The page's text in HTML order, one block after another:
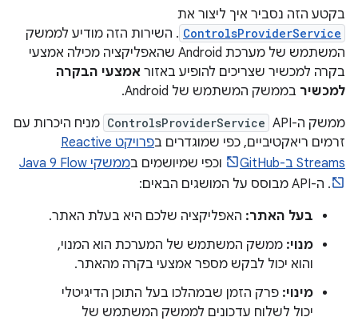
בקטע הזה נסביר איך ליצור את
ControlsProviderService . השירות הזה מודיע לממשק
המשתמש של מערכת Android שהאפליקציה מכילה אמצעי
בקרה למכשיר שצריכים להופיע באזור אמצעי הבקרה
למכשיר בממשק המשתמש של Android.
ממשק ה-API‏
ControlsProviderService מניח היכרות עם
זרמים ריאקטיביים, כפי שמוגדרים ב
פרויקט Reactive
Streams ב-GitHub
וכפי שמיושמים בממשקי Java 9 Flow
. ה-API מבוסס על המושגים הבאים:
בעל האתר: האפליקציה שלכם היא בעלת האתר.
מנוי: ממשק המשתמש של המערכת הוא המנוי,
והוא יכול לבקש מספר אמצעי בקרה מהאתר.
מינוי: פרק הזמן שבמהלכו בעל התוכן הדיגיטלי
יכול לשלוח עדכונים לממשק המשתמש של